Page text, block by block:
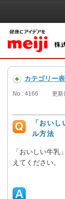
カテゴリー
No : 4166 更新
「おい
ル方法
「おいしい牛
えてください。